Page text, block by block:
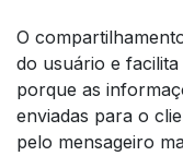
O
do usuário e
porque as
enviadas para o
pelo mensageiro